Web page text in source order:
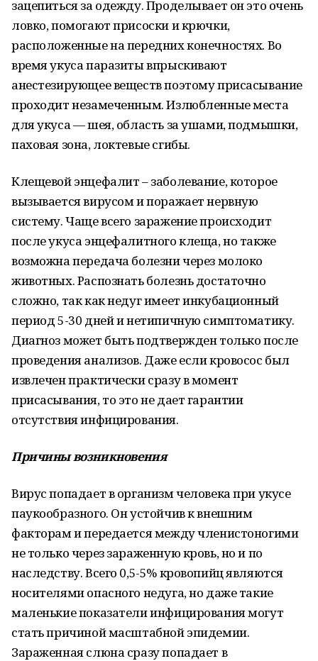
зацепиться за одежду. Проделывает он это очень
ловко, помогают присоски и крючки,
расположенные на передних конечностях. Во
время укуса паразиты впрыскивают
анестезирующее веществ поэтому присасывание
проходит незамеченным. Излюбленные места
для укуса — шея, область за ушами, подмышки,
паховая зона, локтевые сгибы.
Клещевой энцефалит – заболевание, которое
вызывается вирусом и поражает нервную
систему. Чаще всего заражение происходит
после укуса энцефалитного клеща, но также
возможна передача болезни через молоко
животных. Распознать болезнь достаточно
сложно, так как недуг имеет инкубационный
период 5-30 дней и нетипичную симптоматику.
Диагноз может быть подтвержден только после
проведения анализов. Даже если кровосос был
извлечен практически сразу в момент
присасывания, то это не дает гарантии
отсутствия инфицирования.
Причины возникновения
Вирус попадает в организм человека при укусе
паукообразного. Он устойчив к внешним
факторам и передается между членистоногими
не только через зараженную кровь, но и по
наследству. Всего 0,5-5% кровопийц являются
носителями опасного недуга, но даже такие
маленькие показатели инфицирования могут
стать причиной масштабной эпидемии.
Зараженная слюна сразу попадает в